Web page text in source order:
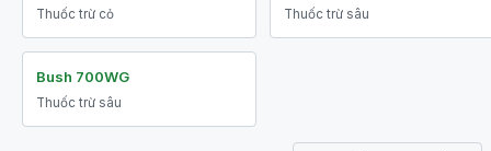
Thuốc trừ cỏ Thuốc trừ sâu
Bush 700WG
Thuốc trừ sâu